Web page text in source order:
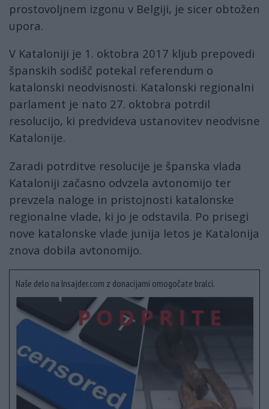
prostovoljnem izgonu v Belgiji, je sicer obtožen
upora.
V Kataloniji je 1. oktobra 2017 kljub prepovedi
španskih sodišč potekal referendum o
katalonski neodvisnosti. Katalonski regionalni
parlament je nato 27. oktobra potrdil
resolucijo, ki predvideva ustanovitev neodvisne
Katalonije.
Zaradi potrditve resolucije je španska vlada
Kataloniji začasno odvzela avtonomijo ter
prevzela naloge in pristojnosti katalonske
regionalne vlade, ki jo je odstavila. Po prisegi
nove katalonske vlade junija letos je Katalonija
znova dobila avtonomijo.
Naše delo na Insajder.com z donacijami omogočate bralci.